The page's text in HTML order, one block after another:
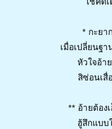
โชคดี
* กะยา
เมื่อเปลี่ยนฐ
หัวใจอ้า
สิซ่อนเสื่
** อ้ายต้อง
ฮู้สึกแบบ